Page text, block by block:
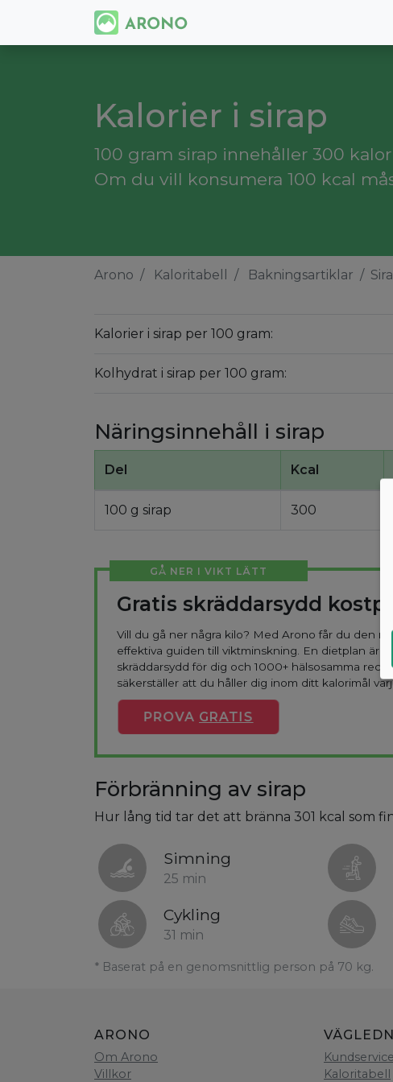
Kalorier i sirap
100 gram sirap innehåller 300
Om du vill konsumera 100 kcal
Arono Kaloritabell Bakningsartiklar
Kalorier i sirap per 100 gram:
Kolhydrat i sirap per 100 gram:
Näringsinnehåll i sirap
Del Kcal
100 g sirap 300
GÅ NER I VIKT LÄTT
Gratis skräddarsydd
Vill du gå ner några kilo? Med Arono får du den
effektiva guiden till viktminskning. En dietplan är
skräddarsydd för dig och 1000+ hälsosamma
säkerställer att du håller dig inom ditt kalorimål
PROVA GRATIS
Förbränning av sirap
Hur lång tid tar det att bränna 301 kcal som
Simning
25 min
Cykling
31 min
* Baserat på en genomsnittlig person på 70 kg.
ARONO
Om Arono
Villkor
Kundservice
Kaloritabell